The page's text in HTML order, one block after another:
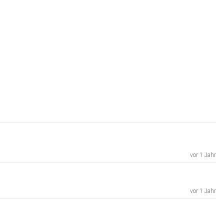
vor 1 Jahr
vor 1 Jahr